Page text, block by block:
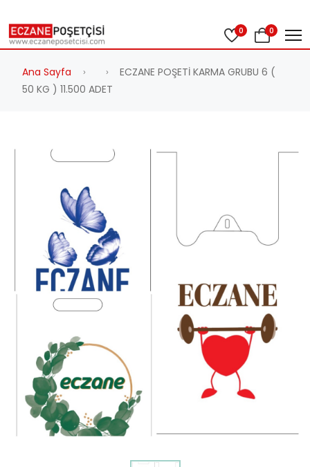
0 0
Ana Sayfa
ECZANE POŞETİ KARMA GRUBU 6 (
50 KG ) 11.500 ADET